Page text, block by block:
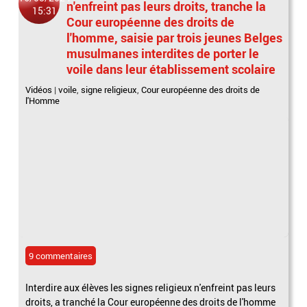
15:31
n'enfreint pas leurs droits, tranche la
Cour européenne des droits de
l'homme, saisie par trois jeunes Belges
musulmanes interdites de porter le
voile dans leur établissement scolaire
Vidéos |voile,signe religieux,Cour européenne des droits de
l'Homme
9 commentaires
Interdire aux élèves les signes religieux n'enfreint pas leurs
droits, a tranché la Cour européenne des droits de l'homme